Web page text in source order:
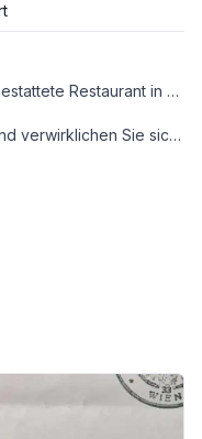
Zum Verkauf gelangt dieses voll ausgestattete Restaurant in der Stammersdorfer Kellergasse.
der schönsten und beliebtesten Lagen des 21. Bezirks!
Grünfläche